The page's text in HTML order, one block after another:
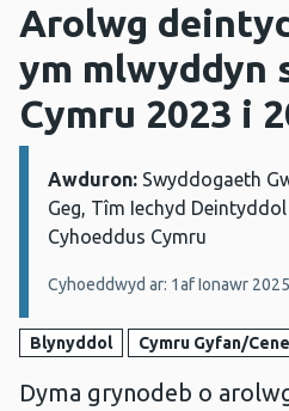
Arolwg
ym mlwyddyn
Cymru 2023 i
Manylion:
Awduron: Swyddogaeth
Geg, Tîm Iechyd
Cyhoeddus Cymru
Cyhoeddwyd ar: 1af Ionawr 2025
Blynyddol Cymru Gyfan/
Dyma grynodeb o